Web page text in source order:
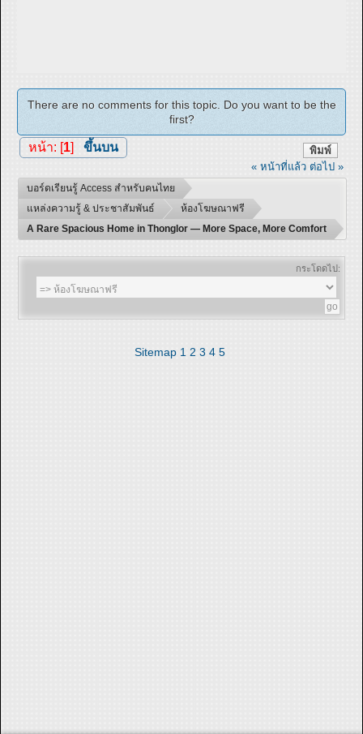
There are no comments for this topic. Do you want to be the
first?
พิมพ์
หน้า: [ 1] ขึ้นบน
« หน้าที่แล้ว ต่อไป »
บอร์ดเรียนรู้ Access สำหรับคนไทย
แหล่งความรู้ & ประชาสัมพันธ์
ห้องโฆษณาฟรี
A Rare Spacious Home in Thonglor — More Space, More Comfort
กระโดดไป:
Sitemap 1 2 3 4 5